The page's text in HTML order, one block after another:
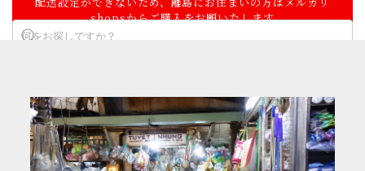
shopsからご購入をお願いたします